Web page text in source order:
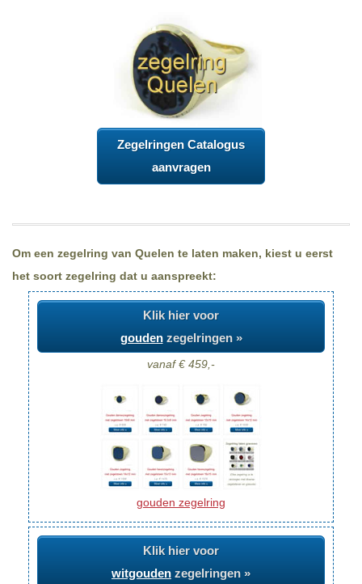
Zegelringen Catalogus
aanvragen
Om een zegelring van Quelen te laten maken, kiest u eerst
het soort zegelring dat u aanspreekt:
Klik hier voor
goudenzegelringen »
vanaf € 459,-
gouden zegelring
Klik hier voor
witgouden zegelringen »